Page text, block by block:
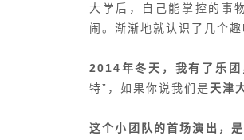
大学后，自己能掌控的事
闹。渐渐地就认识了几个
2014年冬天，我有了乐
特”，如果你说我们是天津
这个小团队的首场演出，